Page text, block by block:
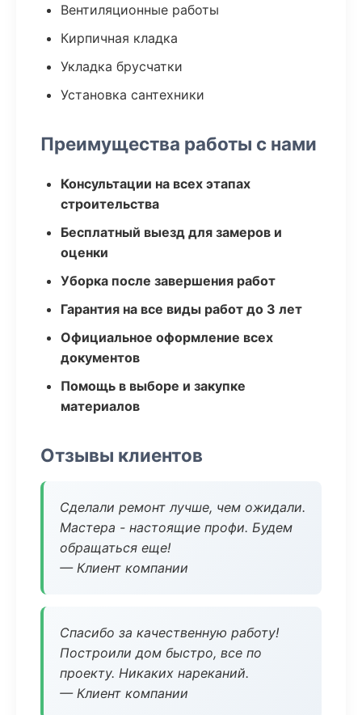
Вентиляционные работы
Кирпичная кладка
Укладка брусчатки
Установка сантехники
Преимущества работы с нами
Консультации на всех этапах
строительства
Бесплатный выезд для замеров и
оценки
Уборка после завершения работ
Гарантия на все виды работ до 3 лет
Официальное оформление всех
документов
Помощь в выборе и закупке
материалов
Отзывы клиентов
Сделали ремонт лучше, чем ожидали.
Мастера - настоящие профи. Будем
обращаться еще!
— Клиент компании
Спасибо за качественную работу!
Построили дом быстро, все по
проекту. Никаких нареканий.
— Клиент компании